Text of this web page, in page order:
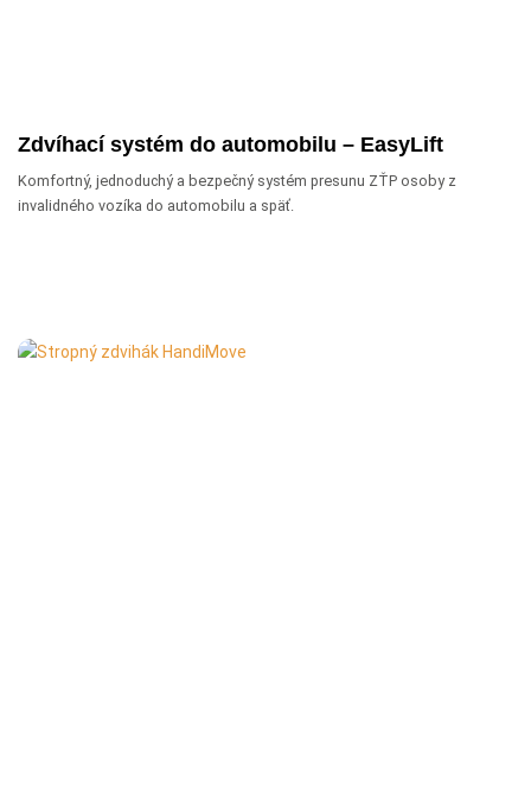
Zdvíhací systém do automobilu – EasyLift
Komfortný, jednoduchý a bezpečný systém presunu ZŤP osoby z
invalidného vozíka do automobilu a späť.